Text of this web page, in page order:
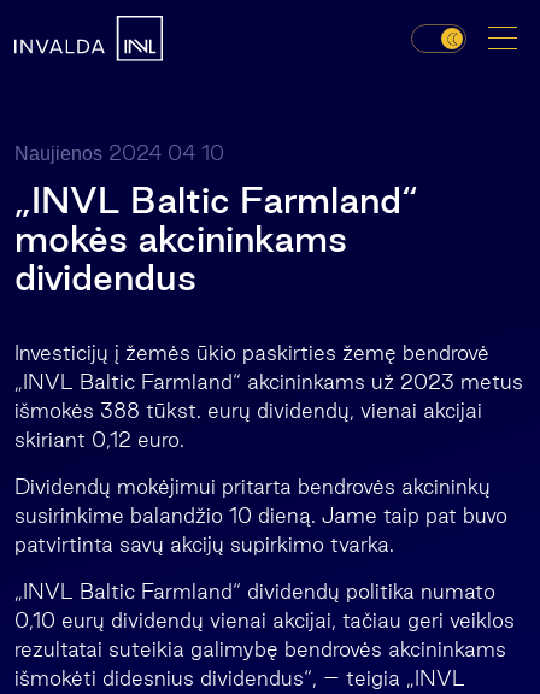
Naujienos 2024 04 10
„INVL Baltic Farmland“
mokės akcininkams
dividendus
Investicijų į žemės ūkio paskirties žemę bendrovė
„INVL Baltic Farmland“ akcininkams už 2023 metus
išmokės 388 tūkst. eurų dividendų, vienai akcijai
skiriant 0,12 euro.
Dividendų mokėjimui pritarta bendrovės akcininkų
susirinkime balandžio 10 dieną. Jame taip pat buvo
patvirtinta savų akcijų supirkimo tvarka.
„INVL Baltic Farmland“ dividendų politika numato
0,10 eurų dividendų vienai akcijai, tačiau geri veiklos
rezultatai suteikia galimybę bendrovės akcininkams
išmokėti didesnius dividendus“, – teigia „INVL